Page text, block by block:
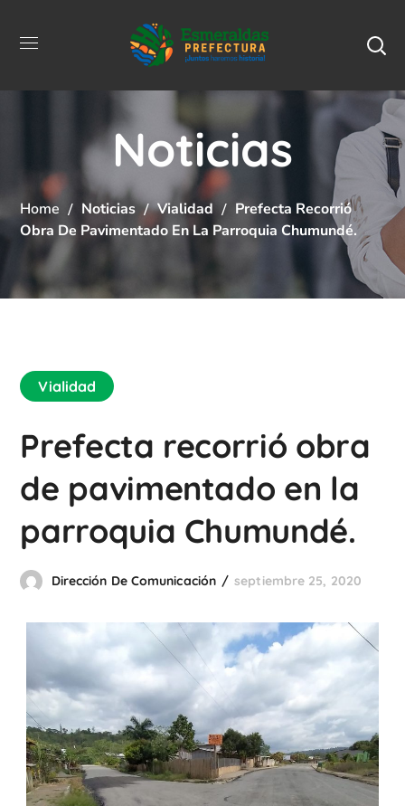
Noticias
Home Noticias Vialidad
Prefecta Recorrió
Obra De Pavimentado En La Parroquia Chumundé.
Vialidad
Prefecta recorrió obra
de pavimentado en la
parroquia Chumundé.
Dirección De Comunicación septiembre 25, 2020